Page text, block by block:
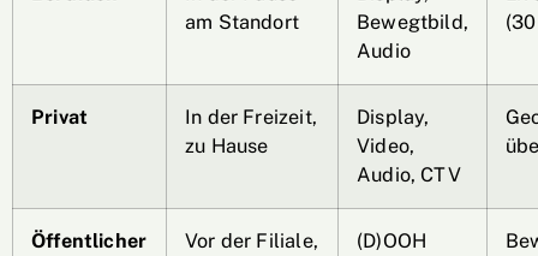
am Standort
Bewegtbild,
Audio
Privat
In der Freizeit,
zu Hause
Display,
Video,
Audio, CTV
Öffentlicher
Vor der Filiale,
(D)OOH